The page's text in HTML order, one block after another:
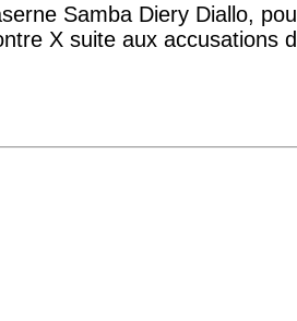
Samba Diery Diallo,
X suite aux accusations